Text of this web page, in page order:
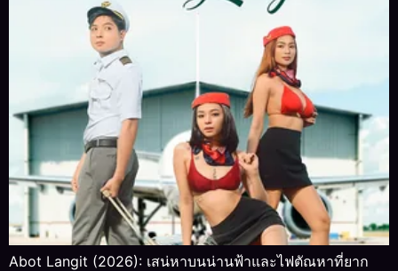
Abot Langit (2026): เสน่หาบนน่านฟ้าและไฟตัณหาที่ยาก